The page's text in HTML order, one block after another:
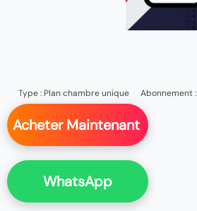
Type : Plan chambre unique Abonnement :
Acheter Maintenant
WhatsApp